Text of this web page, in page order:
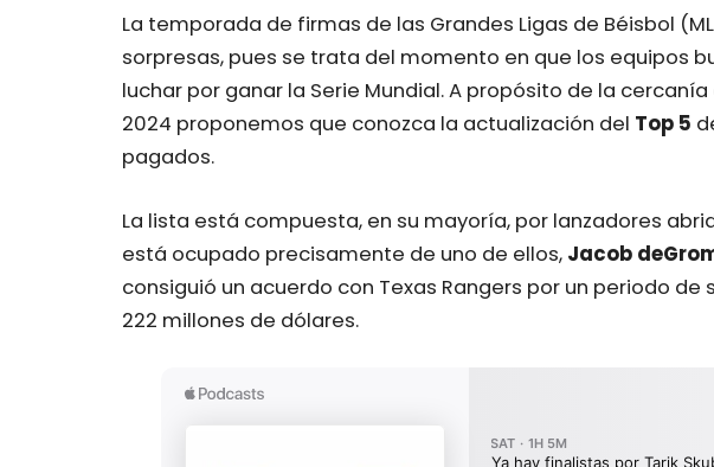
La temporada de firmas de las Grandes Ligas de Béisbol
sorpresas, pues se trata del momento en que los equipos
luchar por ganar la Serie Mundial. A propósito de la
2024 proponemos que conozca la actualización del Top 5
pagados.
La lista está compuesta, en su mayoría, por lanzadores
está ocupado precisamente de uno de ellos, Jacob
consiguió un acuerdo con Texas Rangers por un periodo de
222 millones de dólares.